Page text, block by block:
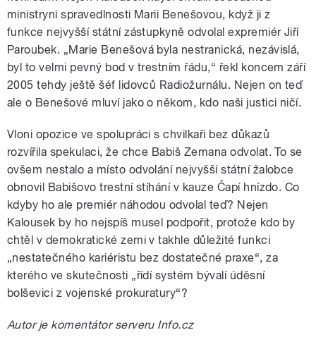
ministryni spravedlnosti Marii Benešovou, když ji z
funkce nejvyšší státní zástupkyně odvolal expremiér Jiří
Paroubek. „Marie Benešová byla nestranická, nezávislá,
byl to velmi pevný bod v trestním řádu,“ řekl koncem září
2005 tehdy ještě šéf lidovců Radiožurnálu. Nejen on teď
ale o Benešové mluví jako o někom, kdo naši justici ničí.
Vloni opozice ve spolupráci s chvilkaři bez důkazů
rozvířila spekulaci, že chce Babiš Zemana odvolat. To se
ovšem nestalo a místo odvolání nejvyšší státní žalobce
obnovil Babišovo trestní stíhání v kauze Čapí hnízdo. Co
kdyby ho ale premiér náhodou odvolal teď? Nejen
Kalousek by ho nejspíš musel podpořit, protože kdo by
chtěl v demokratické zemi v takhle důležité funkci
„nestatečného kariéristu bez dostatečné praxe“, za
kterého ve skutečnosti „řídí systém bývalí úděsní
bolševici z vojenské prokuratury“?
Autor je komentátor serveru Info.cz